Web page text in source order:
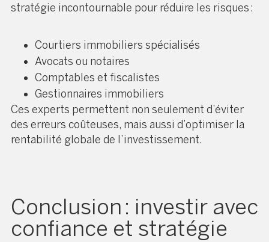
stratégie incontournable pour réduire les risques :
Courtiers immobiliers spécialisés
Avocats ou notaires
Comptables et fiscalistes
Gestionnaires immobiliers
Ces experts permettent non seulement d’éviter
des erreurs coûteuses, mais aussi d’optimiser la
rentabilité globale de l’investissement.
Conclusion : investir avec
confiance et stratégie